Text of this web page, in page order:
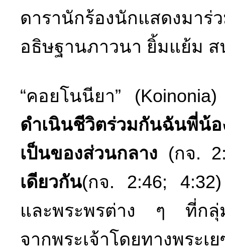
ดารานักร้องนักแสดงมาร่
อธิษฐานภาวนา ยิ้มแย้ม
“คอยโนนียา”
ดำเนินชีวิตร่วมกันฉันพี่น้อ
เป็นของส่วนกลาง (กจ.
เดียวกัน(กจ. 2:46;
และพระพรต่าง ๆ ที่กลุ่
จากพระเจ้าโดยทางพระเ